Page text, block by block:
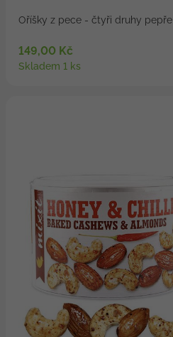
Oříšky z pece - čtyři druhy pepře
149,00 Kč
Skladem 1 ks